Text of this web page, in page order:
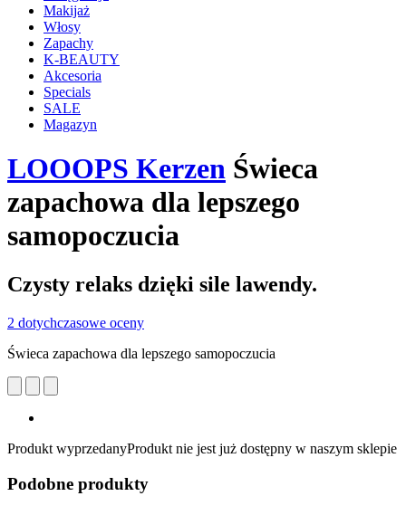
Makijaż
Włosy
Zapachy
K-BEAUTY
Akcesoria
Specials
SALE
Magazyn
LOOOPS Kerzen Świeca
zapachowa dla lepszego
samopoczucia
Czysty relaks dzięki sile lawendy.
2 dotychczasowe oceny
Świeca zapachowa dla lepszego samopoczucia
Produkt wyprzedanyProdukt nie jest już dostępny w naszym sklepie
Podobne produkty